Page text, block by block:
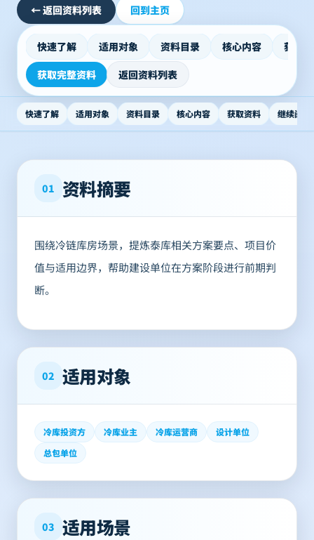
←返回资料列表 回到主页
快速了解 适用对象 资料目录 核心内容
获取
获取完整资料
返回资料列表
快速了解 适用对象 资料目录 核心内容 获取资料 继续阅读
01 资料摘要
围绕冷链库房场景，提炼泰库相关方案要点、项目价
值与适用边界，帮助建设单位在方案阶段进行前期判
断。
02 适用对象
冷库投资方 冷库业主 冷库运营商
设计单位
总包单位
03 适用场景